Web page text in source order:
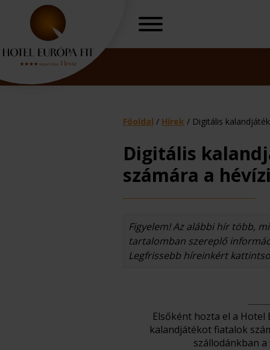
Főoldal / Hírek / Digitális
Digitális
számára a
Figyelem! Az alábbi hír több,
tartalomban szereplő
Legfrissebb híreinkért
Elsőként hozta el a Hotel
kalandjátékot fiatalok
szállodánkban